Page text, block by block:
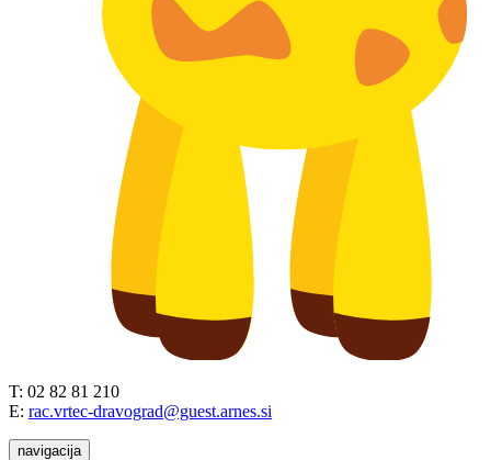
T: 02 82 81 210
E: rac.vrtec-dravograd@guest.arnes.si
navigacija